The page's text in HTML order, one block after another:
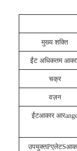
मुख्य शक्ति
ईंट अधिकतम
चक्र
वज़न
ईंटआकार आर
उपयुक्तPएलेटS